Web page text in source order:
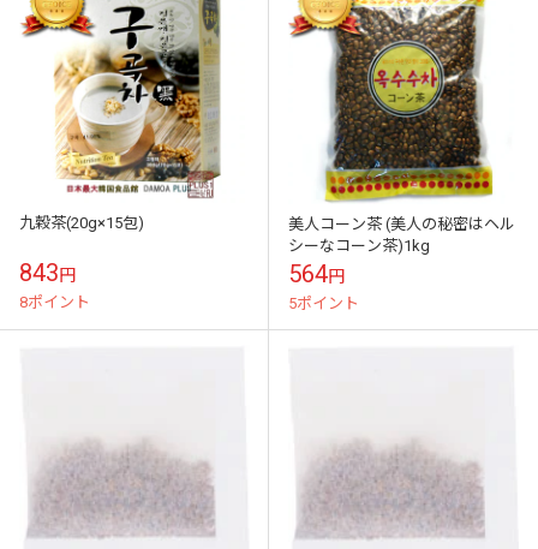
九穀茶(20g×15包)
843円
8ポイント
美人コーン茶 (美人の秘密はヘル
シーなコーン茶)1kg
564円
5ポイント